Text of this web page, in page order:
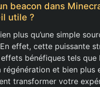
beacon dans
utile ?
plus qu’une simple
effet, cette puissante
bénéfiques tels que
régénération et bien plus
transformer votre